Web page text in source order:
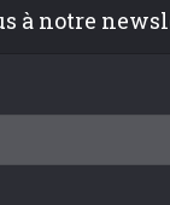
à notre